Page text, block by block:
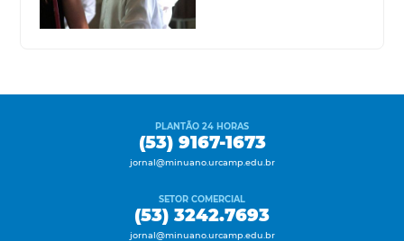
PLANTÃO 24 HORAS
(53) 9167-1673
jornal@minuano.urcamp.edu.br
SETOR COMERCIAL
(53) 3242.7693
jornal@minuano.urcamp.edu.br